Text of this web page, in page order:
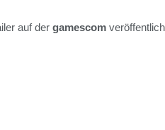
auf der gamescom